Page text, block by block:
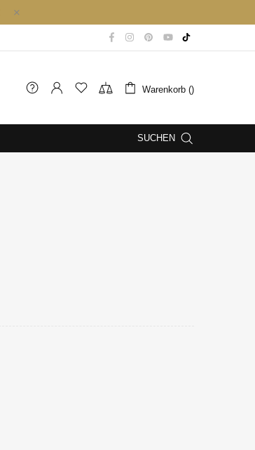
Warenkorb ()
SUCHEN